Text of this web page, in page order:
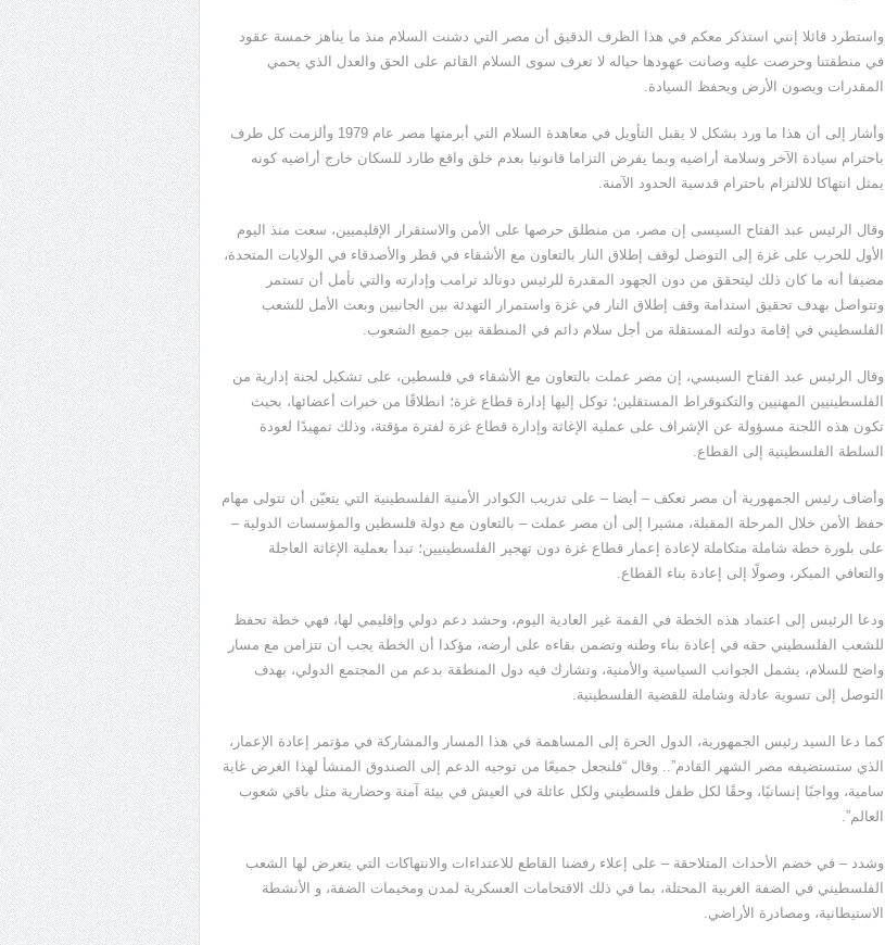
واستطرد قائلا إنني استذكر معكم في هذا الظرف الدقيق أن مصر التي دشنت السلام منذ ما يناهز خمسة عقود
في منطقتنا وحرصت عليه وصانت عهودها حياله لا تعرف سوى السلام القائم على الحق والعدل الذي يحمي
المقدرات ويصون الأرض ويحفظ السيادة.
وأشار إلى أن هذا ما ورد بشكل لا يقبل التأويل في معاهدة السلام التي أبرمتها مصر عام 1979 وألزمت كل طرف
باحترام سيادة الآخر وسلامة أراضيه وبما يفرض التزاما قانونيا بعدم خلق واقع طارد للسكان خارج أراضيه كونه
يمثل انتهاكا للالتزام باحترام قدسية الحدود الآمنة.
وقال الرئيس عبد الفتاح السيسى إن مصر، من منطلق حرصها على الأمن والاستقرار الإقليميين، سعت منذ اليوم
الأول للحرب على غزة إلى التوصل لوقف إطلاق النار بالتعاون مع الأشقاء في قطر والأصدقاء في الولايات المتحدة،
مضيفا أنه ما كان ذلك ليتحقق من دون الجهود المقدرة للرئيس دونالد ترامب وإدارته والتي نأمل أن تستمر
وتتواصل بهدف تحقيق استدامة وقف إطلاق النار في غزة واستمرار التهدئة بين الجانبين وبعث الأمل للشعب
الفلسطيني في إقامة دولته المستقلة من أجل سلام دائم في المنطقة بين جميع الشعوب.
وقال الرئيس عبد الفتاح السيسي، إن مصر عملت بالتعاون مع الأشقاء في فلسطين، على تشكيل لجنة إدارية من
الفلسطينيين المهنيين والتكنوقراط المستقلين؛ توكل إليها إدارة قطاع غزة؛ انطلاقًا من خبرات أعضائها، بحيث
تكون هذه اللجنة مسؤولة عن الإشراف على عملية الإغاثة وإدارة قطاع غزة لفترة مؤقتة، وذلك تمهيدًا لعودة
السلطة الفلسطينية إلى القطاع.
وأضاف رئيس الجمهورية أن مصر تعكف – أيضا – على تدريب الكوادر الأمنية الفلسطينية التي يتعيّن أن تتولى مهام
حفظ الأمن خلال المرحلة المقبلة، مشيرا إلى أن مصر عملت – بالتعاون مع دولة فلسطين والمؤسسات الدولية –
على بلورة خطة شاملة متكاملة لإعادة إعمار قطاع غزة دون تهجير الفلسطينيين؛ تبدأ بعملية الإغاثة العاجلة
والتعافي المبكر، وصولًا إلى إعادة بناء القطاع.
ودعا الرئيس إلى اعتماد هذه الخطة في القمة غير العادية اليوم، وحشد دعم دولي وإقليمي لها، فهي خطة تحفظ
للشعب الفلسطيني حقه في إعادة بناء وطنه وتضمن بقاءه على أرضه، مؤكدا أن الخطة يجب أن تتزامن مع مسار
واضح للسلام، يشمل الجوانب السياسية والأمنية، وتشارك فيه دول المنطقة بدعم من المجتمع الدولي، بهدف
التوصل إلى تسوية عادلة وشاملة للقضية الفلسطينية.
كما دعا السيد رئيس الجمهورية، الدول الحرة إلى المساهمة في هذا المسار والمشاركة في مؤتمر إعادة الإعمار،
الذي ستستضيفه مصر الشهر القادم”.. وقال “فلنجعل جميعًا من توجيه الدعم إلى الصندوق المنشأ لهذا الغرض غاية
سامية، وواجبًا إنسانيًا، وحقًا لكل طفل فلسطيني ولكل عائلة في العيش في بيئة آمنة وحضارية مثل باقي شعوب
العالم”.
وشدد – في خضم الأحداث المتلاحقة – على إعلاء رفضنا القاطع للاعتداءات والانتهاكات التي يتعرض لها الشعب
الفلسطيني في الضفة الغربية المحتلة، بما في ذلك الاقتحامات العسكرية لمدن ومخيمات الضفة، و الأنشطة
الاستيطانية، ومصادرة الأراضي.